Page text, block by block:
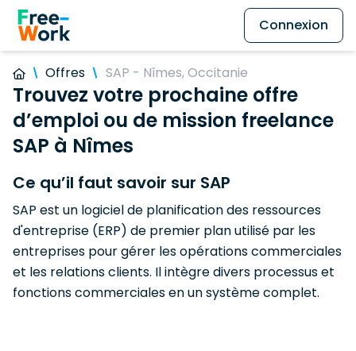
Connexion
Offres SAP - Nîmes, Occitanie
Trouvez votre prochaine offre
d’emploi ou de mission freelance
SAP à Nîmes
Ce qu’il faut savoir sur SAP
SAP est un logiciel de planification des ressources
d'entreprise (ERP) de premier plan utilisé par les
entreprises pour gérer les opérations commerciales
et les relations clients. Il intègre divers processus et
fonctions commerciales en un système complet.